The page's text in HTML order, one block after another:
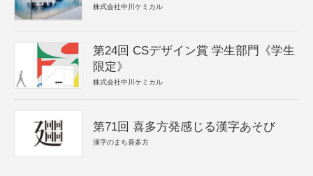
株式会社中川ケミカル
第24回 CSデザイン賞 学生部門《学生
限定》
株式会社中川ケミカル
第71回 喜多方発感じる漢字あそび
漢字のまち喜多方